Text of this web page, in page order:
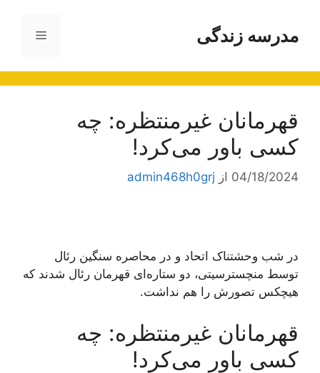
محتوامدرسه زندگی فهرست
قهرمانان غیرمنتظره: چه
کسی باور می‌کرد!
04/18/2024 از admin468h0grj
در شب وحشتناک اتحاد و در محاصره سنگین رئال
توسط منچسترسیتی، دو ستاره‌ای قهرمان رئال شدند که
هیچکس تصورش را هم نداشت.
قهرمانان غیرمنتظره: چه
کسی باور می‌کرد!